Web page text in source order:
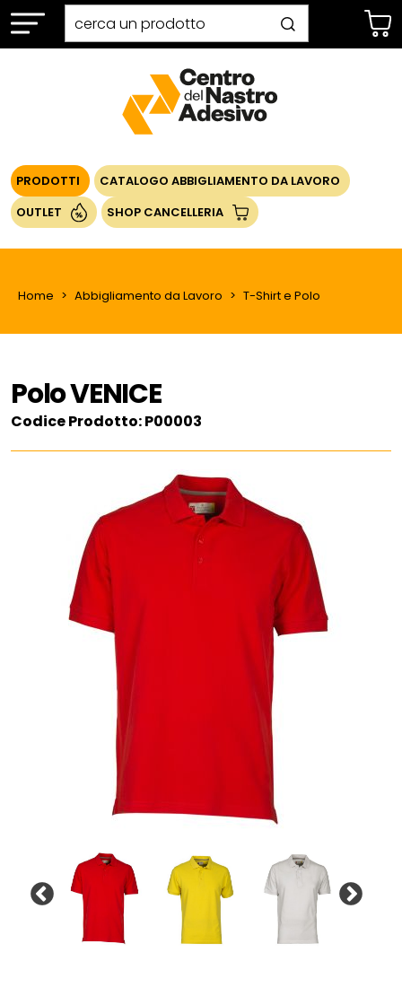
PRODOTTI
CATALOGO ABBIGLIAMENTO DA LAVORO
OUTLET
SHOP CANCELLERIA
Home Abbigliamento da Lavoro T-Shirt e Polo
Polo VENICE
Codice Prodotto: P00003